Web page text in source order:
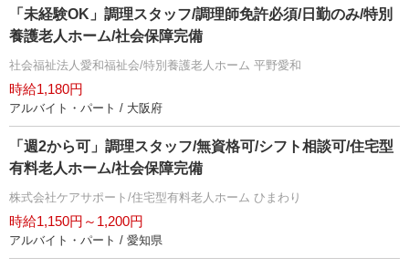
「未経験OK」調理スタッフ/調理師免許必須/日勤のみ/特別
養護老人ホーム/社会保障完備
社会福祉法人愛和福祉会/特別養護老人ホーム 平野愛和
時給1,180円
アルバイト・パート / 大阪府
「週2から可」調理スタッフ/無資格可/シフト相談可/住宅型
有料老人ホーム/社会保障完備
株式会社ケアサポート/住宅型有料老人ホーム ひまわり
時給1,150円～1,200円
アルバイト・パート / 愛知県